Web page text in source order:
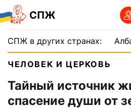
СПЖ
СПЖ в других странах:
ЧЕЛОВЕК И ЦЕРКОВЬ
Тайный источник
спасение души от